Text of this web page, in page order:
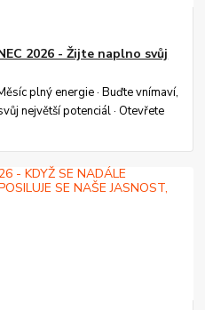
2026 - Žijte naplno svůj
plný energie · Buďte vnímaví,
největší potenciál · Otevřete